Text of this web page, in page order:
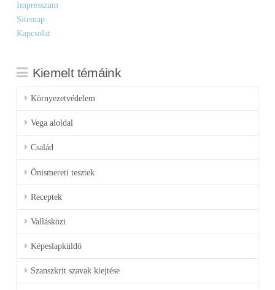
Impresszum
Sitemap
Kapcsolat
Kiemelt témáink
Környezetvédelem
Vega aloldal
Család
Önismereti tesztek
Receptek
Vallásközi
Képeslapküldő
Szanszkrit szavak kiejtése